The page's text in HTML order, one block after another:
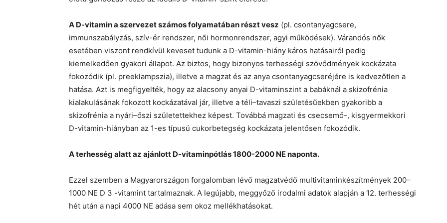
A D-vitamin a szervezet számos folyamatában részt vesz (pl. csontanyagcsere,
immunszabályzás, szív-ér rendszer, női hormonrendszer, agyi működések). Várandós nők
esetében viszont rendkívül keveset tudunk a D-vitamin-hiány káros hatásairól pedig
kiemelkedően gyakori állapot. Az biztos, hogy bizonyos terhességi szövődmények kockázata
fokozódik (pl. preeklampszia), illetve a magzat és az anya csontanyagcseréjére is kedvezőtlen a
hatása. Azt is megfigyelték, hogy az alacsony anyai D-vitaminszint a babáknál a skizofrénia
kialakulásának fokozott kockázatával jár, illetve a téli–tavaszi születésűekben gyakoribb a
skizofrénia a nyári–őszi születettekhez képest. Továbbá magzati és csecsemő-, kisgyermekkori
D-vitamin-hiányban az 1-es típusú cukorbetegség kockázata jelentősen fokozódik.
A terhesség alatt az ajánlott D-vitaminpótlás 1800-2000 NE naponta.
Ezzel szemben a Magyarországon forgalomban lévő magzatvédő multivitaminkészítmények 200–
1000 NE D 3 -vitamint tartalmaznak. A legújabb, meggyőző irodalmi adatok alapján a 12. terhességi
hét után a napi 4000 NE adása sem okoz mellékhatásokat.